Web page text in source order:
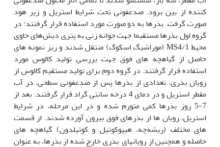
کننده از بین برود. ضدعفونی تحت شرایط استریل و زیر هود
صورت گرفت. بذرها به دو صورت مورد استفاده قرار گرفتند: در
گروه اول بذرها مستقیما جهت جوانه زنی به پتری دیش‌های حاوی
محیط MS4/1 (موراشیگ اسکوگ) منتقل شدند و ریز نمونه های
حاصل از گیاه‏چه های فوق جهت بررسی تولید کالوس مورد
استفاده قرار گرفتند. در گروه دوم برای تولید مستقیم کالوس از
رویان بذری، تعدادی از بذرها پس از ضدعفونی سطحی، در آب
مقطر استریل و در دمای 4 درجه سانتی گراد قرار گرفتند. بعد از
7-5 روز بذرها کمی متورم شده و در این مرحله، در شرایط
استریل، رویان ها از بذرهای فوق بیرون آورده شدند. از قسمت
های مختلف (ریشه‌چه، هیپوکوتیل و کوتیلدون) گیاه‏چه های
حاصله و همچنین از رویان‏های بذری خارج شده از بذرها، به عنوان